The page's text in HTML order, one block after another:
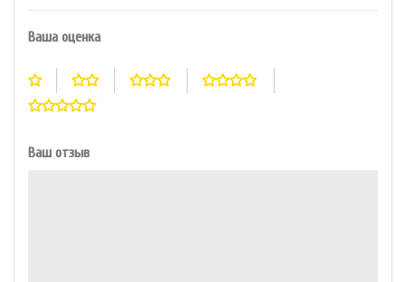
Ваша оценка
Ваш отзыв